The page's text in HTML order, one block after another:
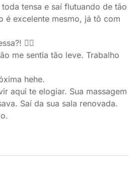
tensa e saí flutuando de tão
é excelente mesmo, já tô com
😮‍💨
me sentia tão leve. Trabalho
hehe.
aqui te elogiar. Sua massagem
Saí da sua sala renovada.